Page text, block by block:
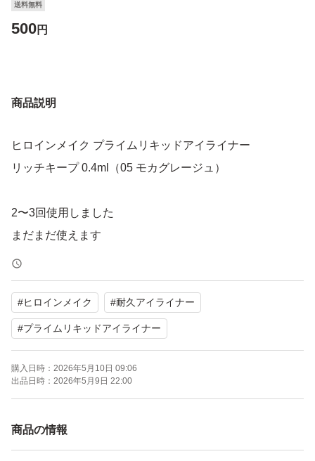
送料無料
500円
商品説明
ヒロインメイク プライムリキッドアイライナー
リッチキープ 0.4ml（05 モカグレージュ）
2〜3回使用しました
まだまだ使えます
#ヒロインメイク #耐久アイライナー
#プライムリキッドアイライナー
購入日時： 2026年5月10日 09:06
出品日時： 2026年5月9日 22:00
商品の情報